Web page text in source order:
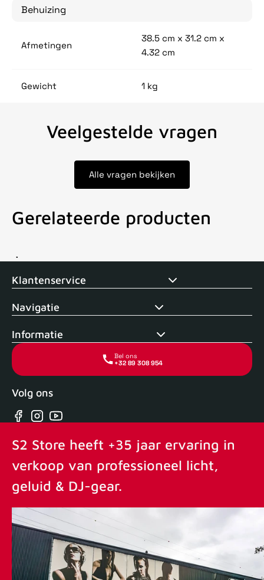
Behuizing
Afmetingen
38.5 cm x 31.2 cm x
4.32 cm
Gewicht 1 kg
Veelgestelde vragen
Alle vragen bekijken
Gerelateerde producten
Voor 15uur besteld, zelfde dag verstuurd Echte winkel +35
Klantenservice
Navigatie
Informatie
Bel ons
+32 89 308 954
Volg ons
Facebook
Instagram
YouTube
S2 Store heeft +35 jaar ervaring in
verkoop van professioneel licht,
geluid & DJ-gear.